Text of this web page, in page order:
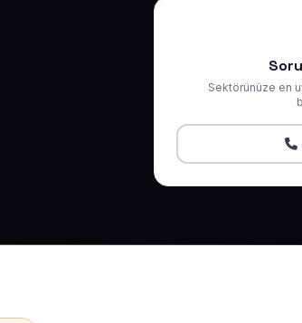
Sektörünüze en